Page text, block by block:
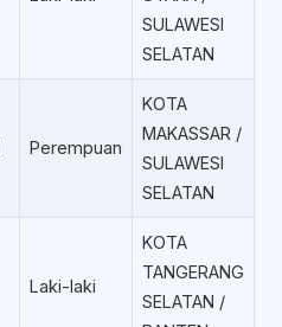
SULAWESI
SELATAN
Perempuan
KOTA
MAKASSAR /
SULAWESI
SELATAN
Laki-laki
KOTA
TANGERANG
SELATAN /